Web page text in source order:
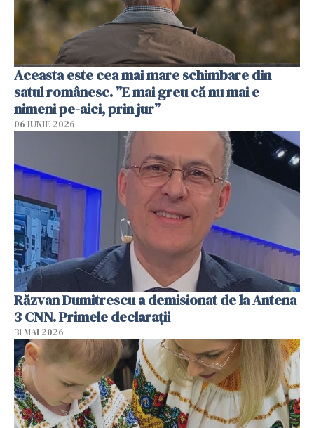
Aceasta este cea mai mare schimbare din
satul românesc. ”E mai greu că nu mai e
nimeni pe-aici, prin jur”
06 IUNIE 2026
Răzvan Dumitrescu a demisionat de la Antena
3 CNN. Primele declarații
31 MAI 2026